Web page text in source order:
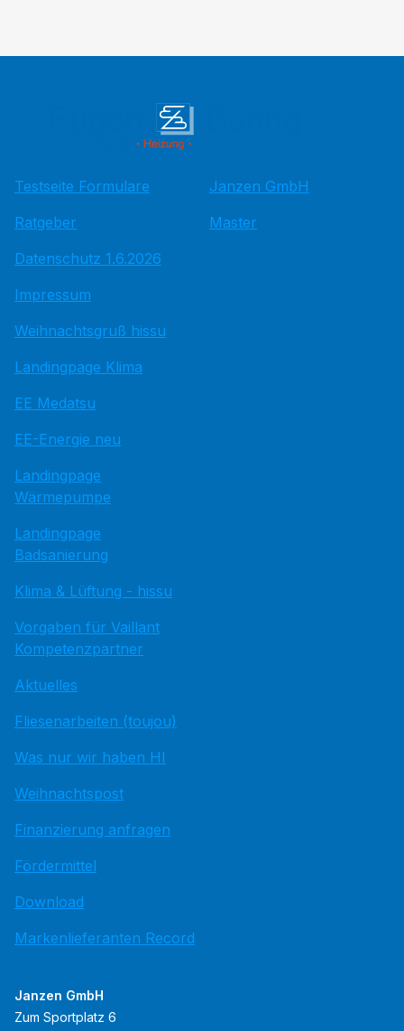
Testseite Formulare
Ratgeber
Datenschutz 1.6.2026
Impressum
Weihnachtsgruß hissu
Landingpage Klima
EE Medatsu
EE-Energie neu
Landingpage
Wärmepumpe
Landingpage
Badsanierung
Klima & Lüftung - hissu
Vorgaben für Vaillant
Kompetenzpartner
Aktuelles
Fliesenarbeiten (toujou)
Was nur wir haben HI
Weihnachtspost
Finanzierung anfragen
Fördermittel
Download
Markenlieferanten Record
Janzen GmbH
Master
Janzen GmbH
Zum Sportplatz 6